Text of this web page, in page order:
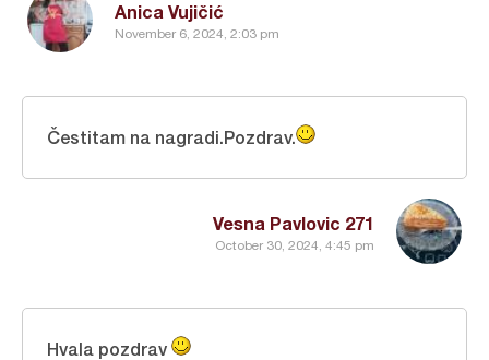
Anica Vujičić
November 6, 2024, 2:03 pm
Vesna Pavlovic 271
October 30, 2024, 4:45 pm
Čestitam na nagradi.Pozdrav.
Hvala pozdrav